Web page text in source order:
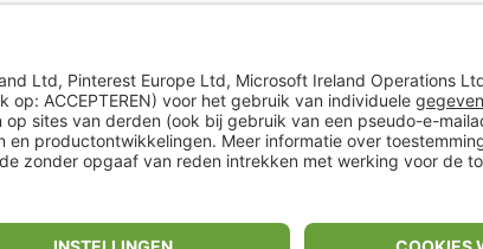
Heren
** Alle prijsopgaven zijn inclusief belasting en exclusief verzendkosten
ᵃ Bij een minimale bestelwaarde van €15.